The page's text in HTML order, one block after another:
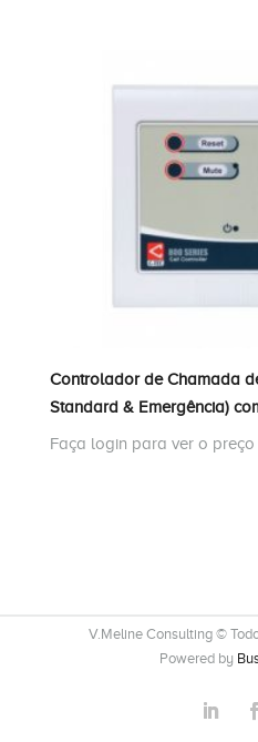
Controlador de Chamada
Standard & Emergência)
Faça login para ver o preço
V.Meline Consulting ©
Powered by